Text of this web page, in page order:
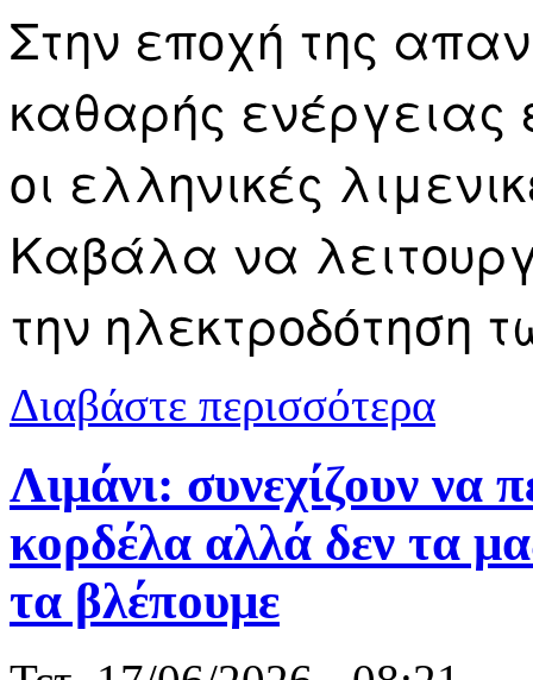
Στην εποχή της
καθαρής ενέργειας
οι ελληνικές
Καβάλα να
την ηλεκτροδότηση
Διαβάστε περισσότερα
Λιμάνι: συνεχίζουν να
κορδέλα αλλά δεν τα
τα βλέπουμε